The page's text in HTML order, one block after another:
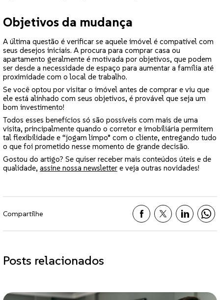
Objetivos da mudança
A última questão é verificar se aquele imóvel é compatível com
seus desejos iniciais. A procura para comprar casa ou
apartamento geralmente é motivada por objetivos, que podem
ser desde a necessidade de espaço para aumentar a família até
proximidade com o local de trabalho.
Se você optou por visitar o imóvel antes de comprar e viu que
ele está alinhado com seus objetivos, é provável que seja um
bom investimento!
Todos esses benefícios só são possíveis com mais de uma
visita, principalmente quando o corretor e imobiliária permitem
tal flexibilidade e “jogam limpo” com o cliente, entregando tudo
o que foi prometido nesse momento de grande decisão.
Gostou do artigo? Se quiser receber mais conteúdos úteis e de
qualidade, assine nossa newsletter e veja outras novidades!
Compartilhe
Posts relacionados